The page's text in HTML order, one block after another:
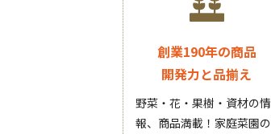
創業190年の商品
開発力と品揃え
野菜・花・果樹・資材の情
報、商品満載！家庭菜園の